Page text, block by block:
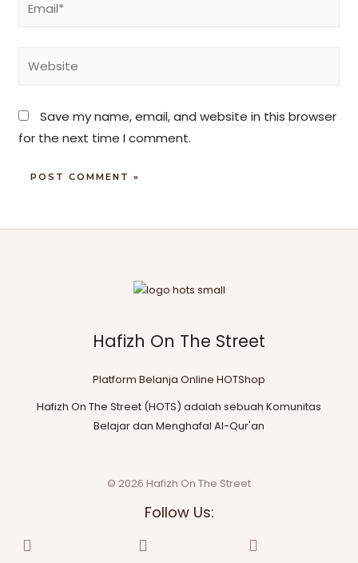
Save my name, email, and website in this browser
for the next time I comment.
Hafizh On The Street
Platform Belanja Online HOTShop
Hafizh On The Street (HOTS) adalah sebuah Komunitas
Belajar dan Menghafal Al-Qur'an
© 2026 Hafizh On The Street
Follow Us: